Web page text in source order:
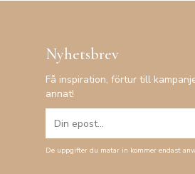
Nyhetsbrev
Få inspiration, förtur till
annat!
De uppgifter du matar in kommer endast